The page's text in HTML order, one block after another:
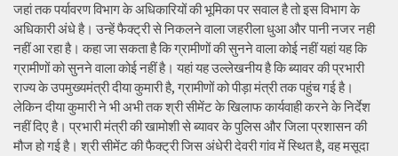
जहां तक पर्यावरण विभाग के अधिकारियों की भूमिका पर सवाल है तो इस विभाग के
अधिकारी अंधे है। उन्हें फैक्ट्री से निकलने वाला जहरीला धुआ और पानी नजर नही
नहीं आ रहा है। कहा जा सकता है कि ग्रामीणों की सुनने वाला कोई नहीं यहां यह कि
ग्रामीणों को सुनने वाला कोई नहीं है। यहां यह उल्लेखनीय है कि ब्यावर की प्रभारी
राज्य के उपमुख्यमंत्री दीया कुमारी है, ग्रामीणों को पीड़ा मंत्री तक पहुंच गई है।
लेकिन दीया कुमारी ने भी अभी तक श्री सीमेंट के खिलाफ कार्यवाही करने के निर्देश
नहीं दिए है। प्रभारी मंत्री की खामोशी से ब्यावर के पुलिस और जिला प्रशासन की
मौज हो गई है। श्री सीमेंट की फैक्ट्री जिस अंधेरी देवरी गांव में स्थित है, वह मसूदा